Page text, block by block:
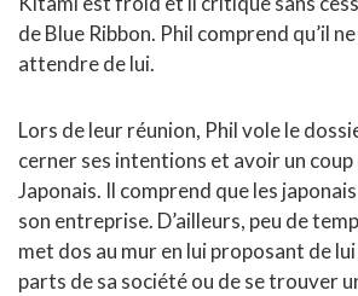
de Blue Ribbon. Phil comprend qu’il
attendre de lui.
Lors de leur réunion, Phil vole le
cerner ses intentions et avoir un coup
Japonais. Il comprend que les
son entreprise. D’ailleurs, peu de
met dos au mur en lui proposant de
parts de sa société ou de se trouver